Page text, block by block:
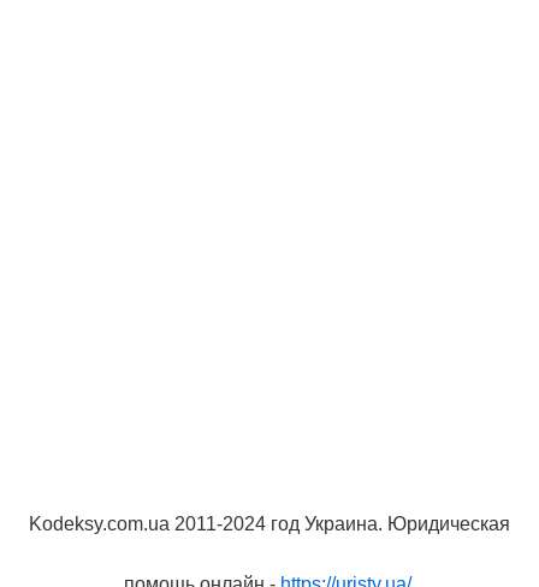
Kodeksy.com.ua 2011-2024 год Украина. Юридическая